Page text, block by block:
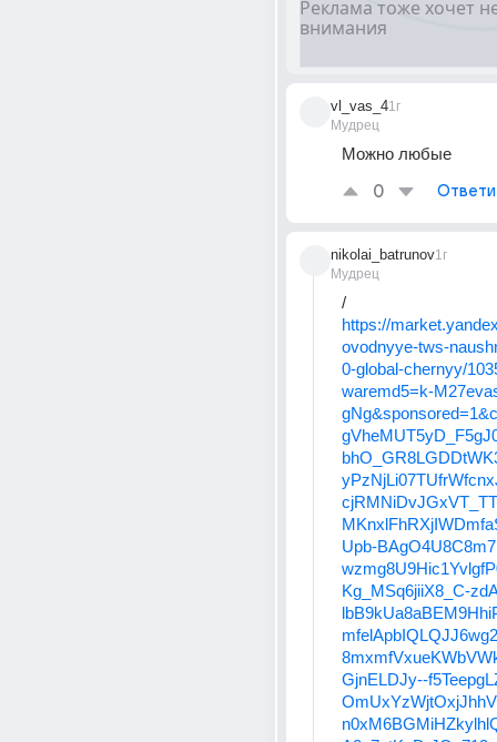
vl_vas_4
Мудрец
1г
Можно любые
0
nikolai_batrunov
Мудрец
1г
/
https://
ovodnyye-tws-
0-global-chernyy/
waremd5=k-
Upb-
Kg_MSq6jiiX8_C-
GjnELDJy--